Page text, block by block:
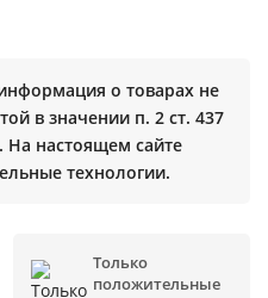
о товарах не
в значении п. 2 ст. 437
На настоящем сайте
технологии.
Только
положительные